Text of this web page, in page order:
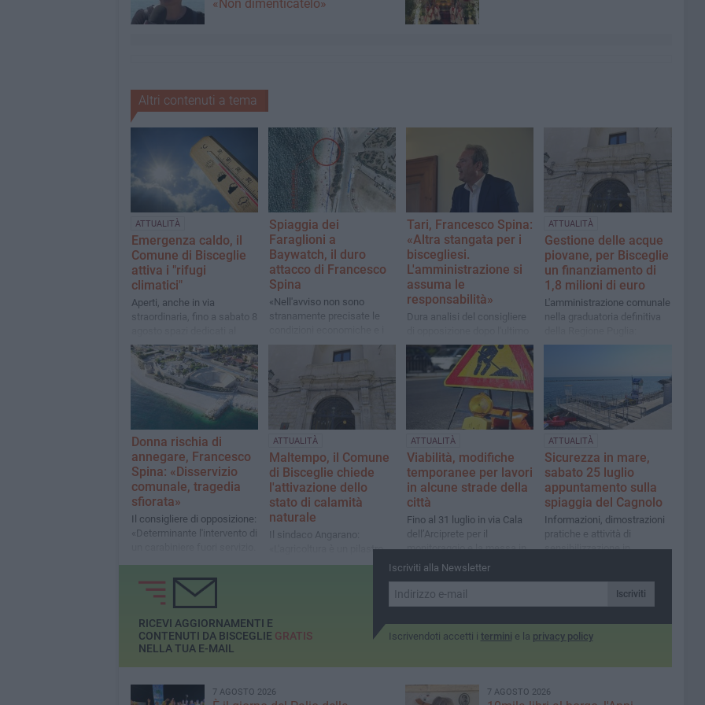
«Non dimenticatelo»
Altri contenuti a tema
ATTUALITÀ
Emergenza caldo, il
Comune di Bisceglie
attiva i "rifugi
climatici"
Aperti, anche in via
straordinaria, fino a sabato 8
refrigerio e alla protezione
dalle alte temperature
Spiaggia dei
Faraglioni a
Baywatch, il duro
attacco di Francesco
Spina
«Nell'avviso non sono
stranamente precisate le
termini. La concessione
Tari, Francesco Spina:
«Altra stangata per i
biscegliesi.
L'amministrazione si
assuma le
responsabilità»
Dura analisi del consigliere
consiglio comunale
ATTUALITÀ
Gestione delle acque
piovane, per Bisceglie
un finanziamento di
1,8 milioni di euro
L'amministrazione comunale
nella graduatoria definitiva
obiettivi prevenire gli
Donna rischia di
annegare, Francesco
Spina: «Disservizio
comunale, tragedia
sfiorata»
Il consigliere di opposizione:
«Determinante l'intervento di
dell'associazione
Baywatch»
ATTUALITÀ
Maltempo, il Comune
di Bisceglie chiede
l'attivazione dello
stato di calamità
naturale
Il sindaco Angarano:
«L'agricoltura è un pilastro
della nostra economia.
ATTUALITÀ
Viabilità, modifiche
temporanee per lavori
in alcune strade della
città
Fino al 31 luglio in via Cala
dell’Arciprete per il
monitoraggio e la messa in
sicurezza delle alberature.
in via Strada del Carro e via
Luigi Di Molfetta
ATTUALITÀ
Sicurezza in mare,
sabato 25 luglio
appuntamento sulla
spiaggia del Cagnolo
Informazioni, dimostrazioni
pratiche e attività di
sensibilizzazione in
dell'annegamento
Iscriviti alla Newsletter
Iscriviti
Iscrivendoti accetti i termini e la privacy policy
RICEVI AGGIORNAMENTI E
CONTENUTI DA BISCEGLIE GRATIS
NELLA TUA E-MAIL
7 AGOSTO 2026 7 AGOSTO 2026